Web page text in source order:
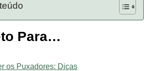
Para…
os Puxadores: Dicas